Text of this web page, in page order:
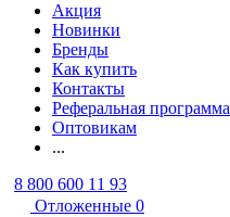
Акция
Новинки
Бренды
Как купить
Контакты
Реферальная программа
Оптовикам
...
8 800 600 11 93
Отложенные 0